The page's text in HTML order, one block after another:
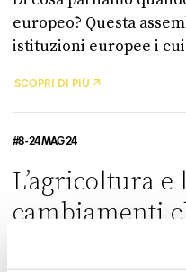
europeo? Questa
istituzioni europee i
modo un po’ diverso
ha caratteristiche e
SCOPRI DI PIÙ
#8 - 24 MAG 24
L’agricoltura e
cambiamenti
Nell’ultima puntata di